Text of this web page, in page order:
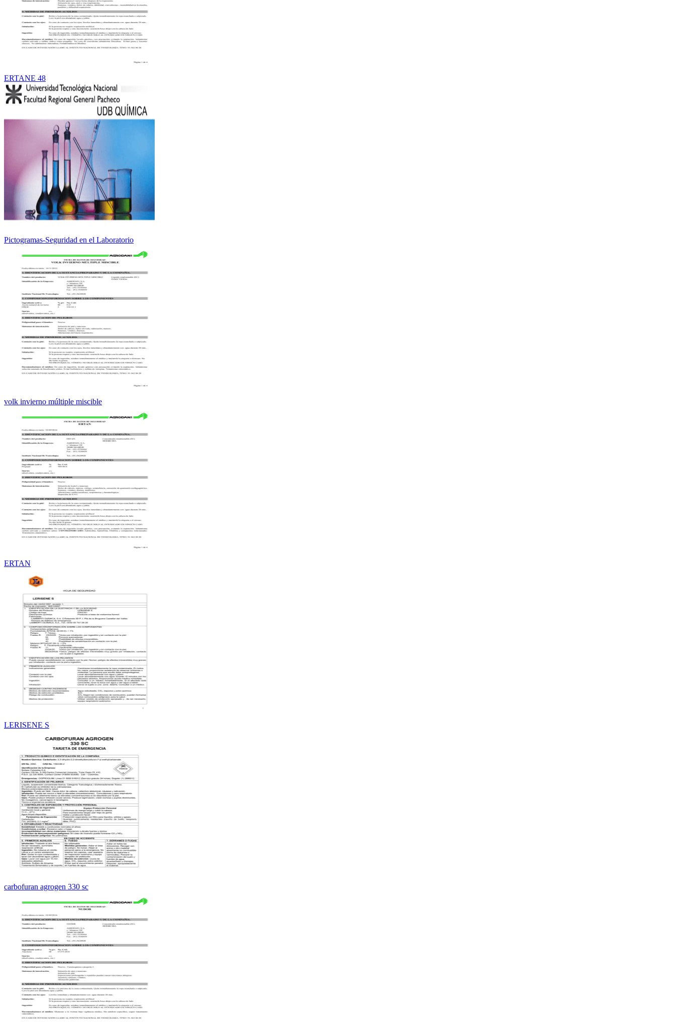
ERTANE 48
Pictogramas-Seguridad en el Laboratorio
volk invierno múltiple miscible
ERTAN
LERISENE S
carbofuran agrogen 330 sc